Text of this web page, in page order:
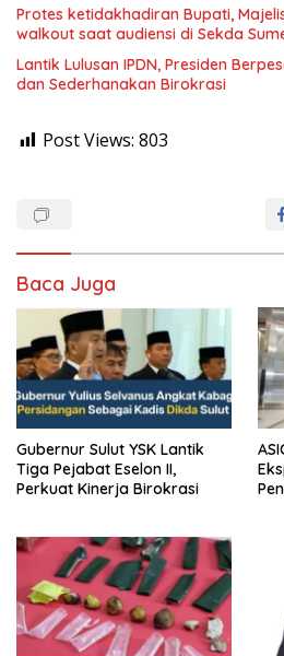
Protes ketidakhadiran Bupati,
walkout saat audiensi di Sekda
Lantik Lulusan IPDN, Presiden
dan Sederhanakan Birokrasi
Post Views: 803
Baca Juga
Gubernur Sulut YSK Lantik
Tiga Pejabat Eselon II,
Perkuat Kinerja Birokrasi